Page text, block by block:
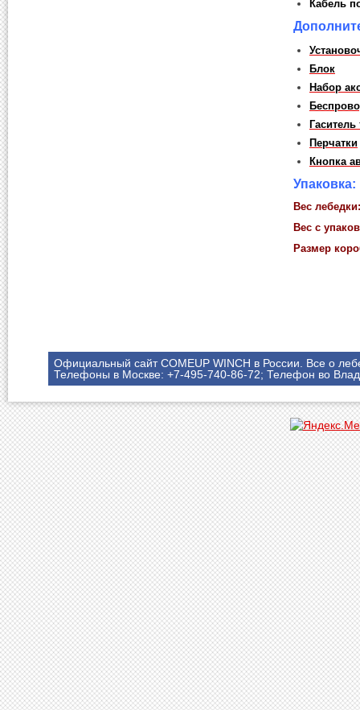
Кабель
Блок
Набор
Гаситель
Перчатки
Кнопка
Упаковка:
Вес
Вес с
Размер
Официальный сайт COMEUP WINCH в России. Все о
Телефоны в Москве: +7-495-740-86-72; Телефон во